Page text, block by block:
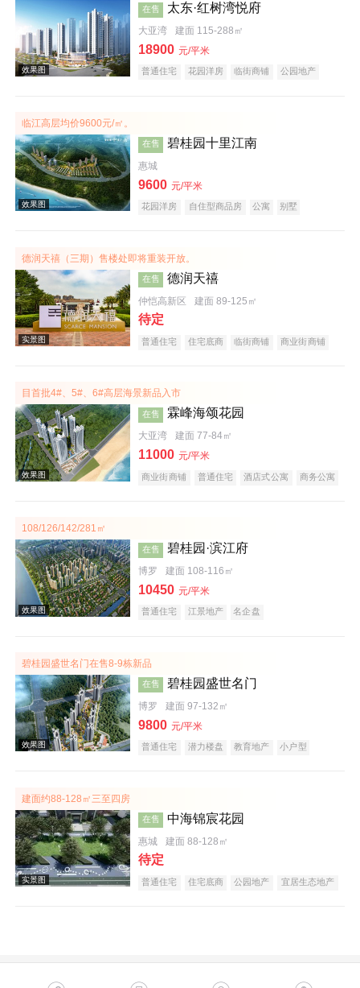
效果图
实景图
效果图
在售 太东·红树湾悦府
大亚湾 建面 115-288㎡
18900 元/平米
普通住宅 花园洋房 临街商铺
公园地产
临江高层均价9600元/㎡。
在售 碧桂园十里江南
惠城
9600 元/平米
花园洋房 自住型商品房 公寓
别墅
德润天禧（三期）售楼处即将重装开放。
在售 德润天禧
仲恺高新区 建面 89-125㎡
待定
普通住宅 住宅底商 临街商铺
商业街商铺
目首批4#、5#、6#高层海景新品入市
在售 霖峰海颂花园
大亚湾 建面 77-84㎡
11000 元/平米
商业街商铺 普通住宅 酒店式公寓
商务公寓
108/126/142/281㎡
在售 碧桂园·滨江府
博罗 建面 108-116㎡
10450 元/平米
普通住宅 江景地产 名企盘
碧桂园盛世名门在售8-9栋新品
在售 碧桂园盛世名门
博罗 建面 97-132㎡
9800 元/平米
普通住宅 潜力楼盘 教育地产
小户型
建面约88-128㎡三至四房
在售 中海锦宸花园
惠城 建面 88-128㎡
待定
普通住宅 住宅底商 公园地产
宜居生态地产